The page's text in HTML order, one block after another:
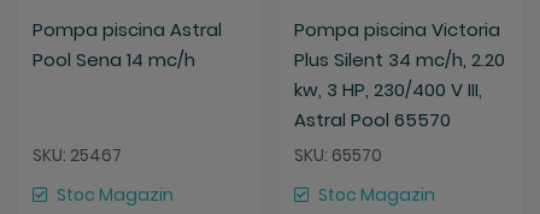
Pompa piscina Astral
Pool Sena 14 mc/h
SKU: 25467
Stoc Magazin
Pompa piscina Victoria
Plus Silent 34 mc/h, 2.20
kw, 3 HP, 230/400 V III,
Astral Pool 65570
SKU: 65570
Stoc Magazin